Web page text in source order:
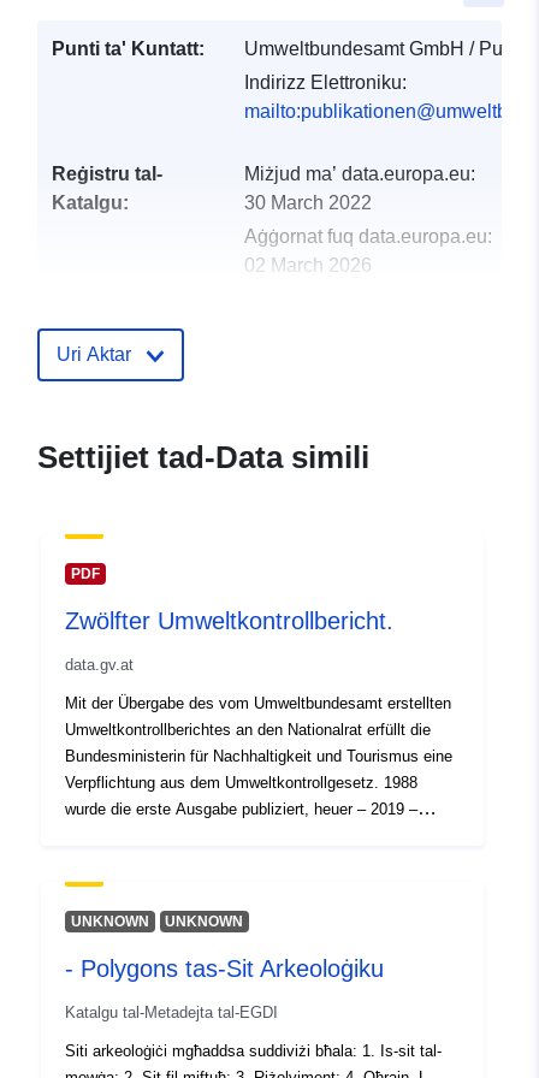
Punti ta' Kuntatt:
Umweltbundesamt GmbH /
Indirizz Elettroniku:
Reġistru tal-
Katalgu:
Miżjud ma’ data.europa.eu:
30 March 2022
Aġġornat fuq data.europa.eu:
02 March 2026
uriRef:
Uri Aktar
Settijiet tad-Data simili
PDF
Zwölfter Umweltkontrollbericht.
data.gv.at
Mit der Übergabe des vom Umweltbundesamt erstellten
Umweltkontrollberichtes an den Nationalrat erfüllt die
Bundesministerin für Nachhaltigkeit und Tourismus eine
Verpflichtung aus dem Umweltkontrollgesetz. 1988
wurde die erste Ausgabe publiziert, heuer – 2019 –
Österreich zusammenfasst. Download kapitelweise
UNKNOWN UNKNOWN
- Polygons tas-Sit Arkeoloġiku
Katalgu tal-Metadejta tal-EGDI
Siti arkeoloġiċi mgħaddsa suddiviżi bħala: 1. Is-sit tal-